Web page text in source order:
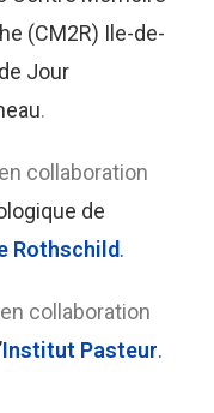
(CM2R) Ile-de-
Jour
.
collaboration
de
Rothschild.
collaboration
Institut Pasteur.